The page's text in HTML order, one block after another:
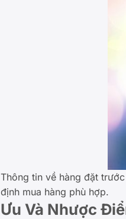
Thông tin về hàng đặt
định mua hàng phù hợp.
Ưu Và Nhược